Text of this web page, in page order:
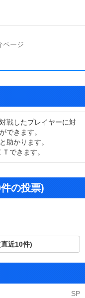
ページ
戦したプレイヤーに対
できます。
助かります。
できます。
の投票)
近10件)
SP